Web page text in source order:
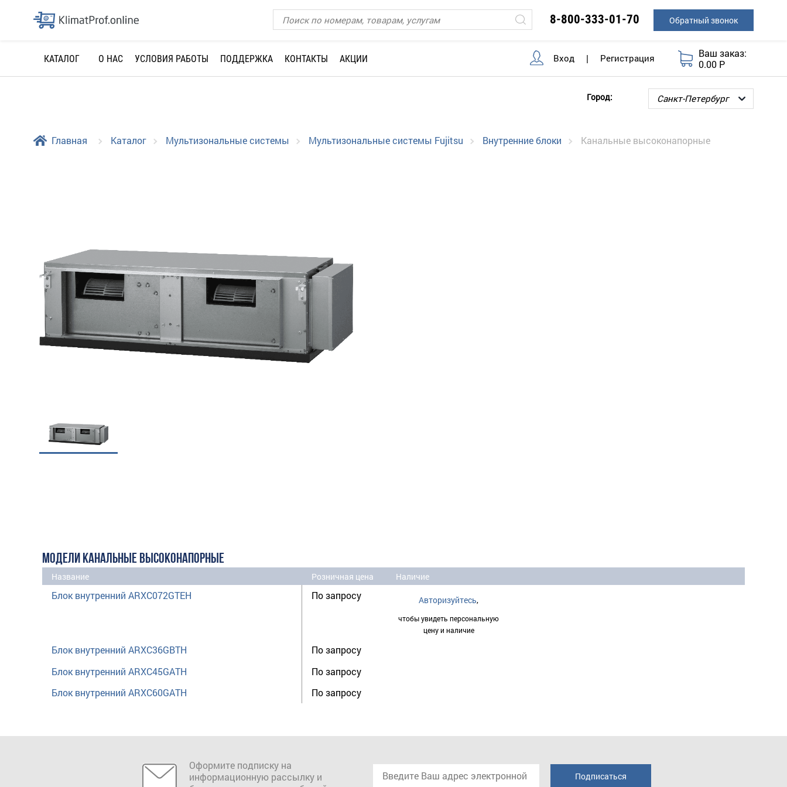
8-800-333-01-70 Обратный звонок
КАТАЛОГ О НАС УСЛОВИЯ РАБОТЫ ПОДДЕРЖКА КОНТАКТЫ АКЦИИ Вход | Регистрация
Ваш заказ:
0.00 Р
Город:
Главная Каталог Мультизональные системы Мультизональные системы Fujitsu Внутренние блоки Канальные высоконапорные
МОДЕЛИ КАНАЛЬНЫЕ ВЫСОКОНАПОРНЫЕ
Название Розничная цена Наличие
Блок внутренний ARXC072GTEH По запросу Авторизуйтесь,
чтобы увидеть персональную
цену и наличие
Блок внутренний ARXC36GBTH
По запросу
Блок внутренний ARXC45GATH
По запросу
Блок внутренний ARXC60GATH
По запросу
Оформите подписку на
информационную рассылку и